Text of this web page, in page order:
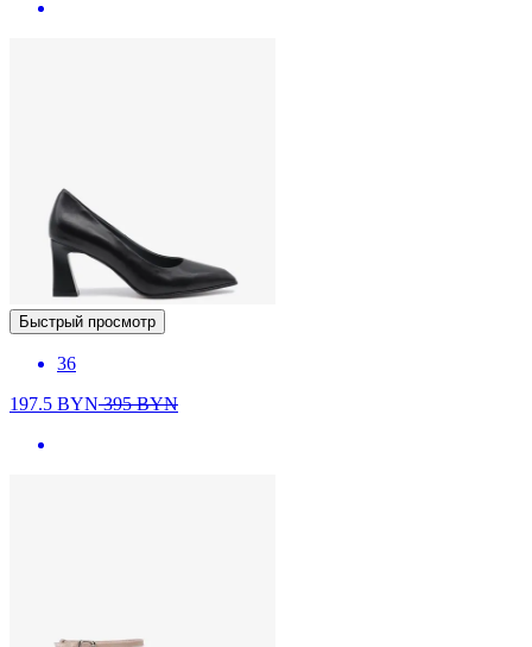
Быстрый просмотр
36
197.5 BYN395BYN